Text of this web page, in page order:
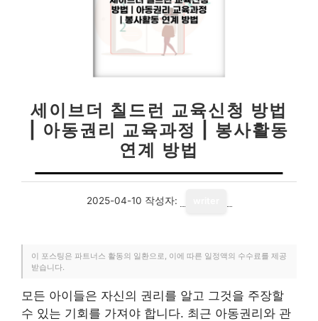
세이브더 칠드런 교육신청 방법
| 아동권리 교육과정 | 봉사활동
연계 방법
2025-04-10 작성자:
이 포스팅은 파트너스 활동의 일환으로, 이에 따른 일정액의 수수료를 제공
받습니다.
모든 아이들은 자신의 권리를 알고 그것을 주장할
수 있는 기회를 가져야 합니다. 최근 아동권리와 관